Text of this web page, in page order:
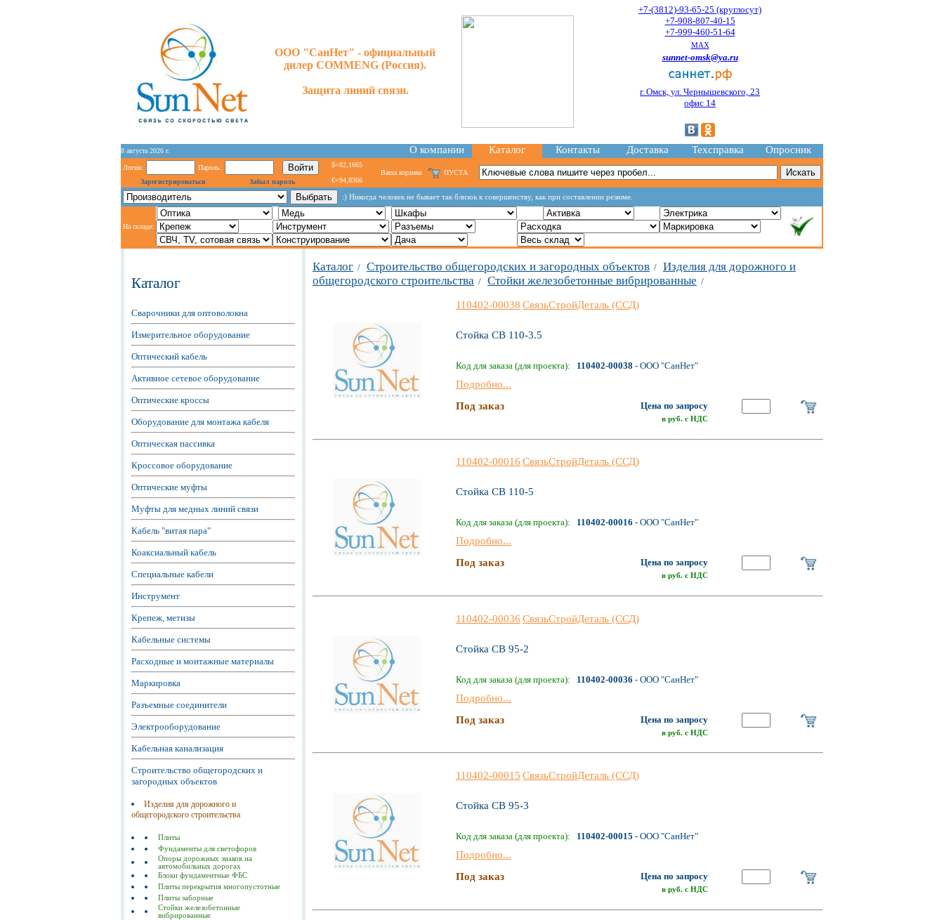
ООО "СанНет" - официальный
дилер COMMENG (Россия).
Защита линий связи.
+7-(3812)-93-65-25 (круглосут)
+7-908-807-40-15
+7-999-460-51-64
MAX
sunnet-omsk@ya.ru
г. Омск, ул. Чернышевского, 23
офис 14
8 августа 2026 г. О компании Каталог Контакты Доставка Техсправка Опросник
Логин:
Пароль:
Зарегистрироваться
Забыл пароль
$=82,1665
€=94,8366
Ваша корзина ПУСТА
:) Никогда человек не бывает так близок к совершенству, как при составлении резюме.
На складе:
Каталог
Сварочники для оптоволокна
Измерительное оборудование
Оптический кабель
Активное сетевое оборудование
Оптические кроссы
Оборудование для монтажа кабеля
Оптическая пассивка
Кроссовое оборудование
Оптические муфты
Муфты для медных линий связи
Кабель "витая пара"
Коаксиальный кабель
Специальные кабели
Инструмент
Крепеж, метизы
Кабельные системы
Расходные и монтажные материалы
Маркировка
Разъемные соединители
Электрооборудование
Кабельная канализация
Строительство общегородских и
загородных объектов
Изделия для дорожного и
общегородского строительства
Плиты
Фундаменты для светофоров
Опоры дорожных знаков на
автомобильных дорогах
Блоки фундаментные ФБС
Плиты перекрытия многопустотные
Плиты заборные
Стойки железобетонные
вибрированные
Каталог / Строительство общегородских и загородных объектов / Изделия для дорожного и
общегородского строительства / Стойки железобетонные вибрированные /
110402-00038 СвязьСтройДеталь (ССД)
Стойка СВ 110-3.5
Код для заказа (для проекта): 110402-00038 - ООО "СанНет"
Подробно...
Под заказ
Цена по запросу
в руб. с НДС
110402-00016 СвязьСтройДеталь (ССД)
Стойка СВ 110-5
Код для заказа (для проекта): 110402-00016 - ООО "СанНет"
Подробно...
Под заказ
Цена по запросу
в руб. с НДС
110402-00036 СвязьСтройДеталь (ССД)
Стойка СВ 95-2
Код для заказа (для проекта): 110402-00036 - ООО "СанНет"
Подробно...
Под заказ
Цена по запросу
в руб. с НДС
110402-00015 СвязьСтройДеталь (ССД)
Стойка СВ 95-3
Код для заказа (для проекта): 110402-00015 - ООО "СанНет"
Подробно...
Под заказ
Цена по запросу
в руб. с НДС